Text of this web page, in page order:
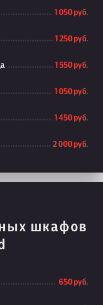
1 050 руб.
1 250 руб.
1 550 руб.
1 050 руб.
1 450 руб.
2 000 руб.
шкафов
650 руб.